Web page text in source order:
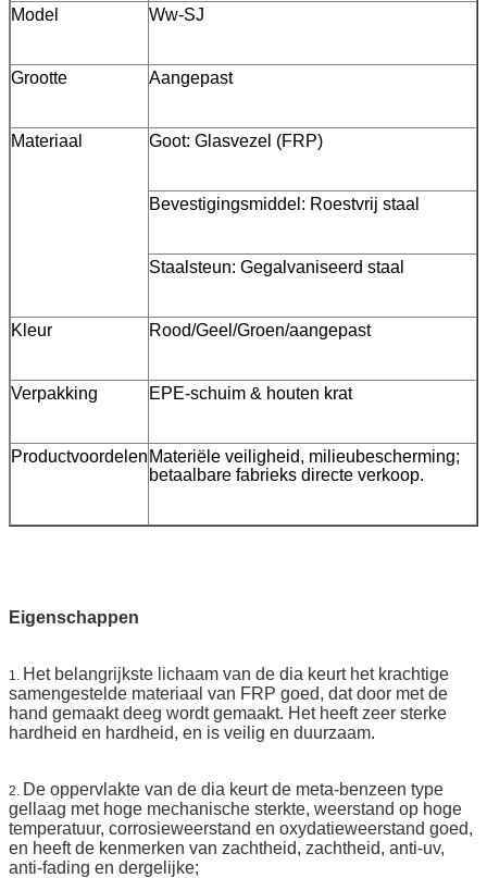
Model Ww-SJ
Grootte Aangepast
Materiaal Goot: Glasvezel (FRP)
Bevestigingsmiddel: Roestvrij staal
Staalsteun: Gegalvaniseerd staal
Kleur Rood/Geel/Groen/aangepast
Verpakking EPE-schuim & houten krat
Productvoordelen Materiële veiligheid, milieubescherming;
betaalbare fabrieks directe verkoop.
Eigenschappen
1.
Het belangrijkste lichaam van de dia keurt het krachtige
samengestelde materiaal van FRP goed, dat door met de
hand gemaakt deeg wordt gemaakt. Het heeft zeer sterke
hardheid en hardheid, en is veilig en duurzaam.
2.
De oppervlakte van de dia keurt de meta-benzeen type
gellaag met hoge mechanische sterkte, weerstand op hoge
temperatuur, corrosieweerstand en oxydatieweerstand goed,
en heeft de kenmerken van zachtheid, zachtheid, anti-uv,
anti-fading en dergelijke;